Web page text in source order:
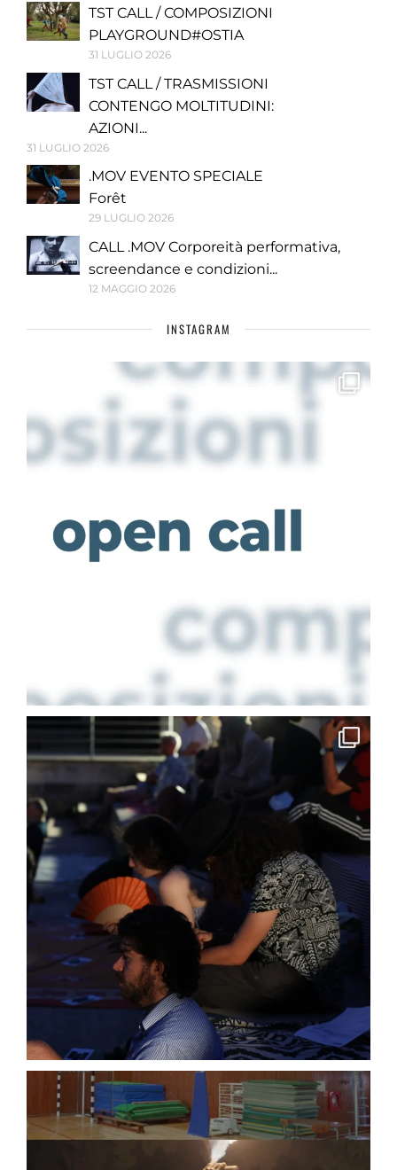
TST CALL / COMPOSIZIONI
PLAYGROUND#OSTIA
31 LUGLIO 2026
TST CALL / TRASMISSIONI
CONTENGO MOLTITUDINI:
AZIONI...
31 LUGLIO 2026
.MOV EVENTO SPECIALE
Forêt
29 LUGLIO 2026
CALL .MOV Corporeità performativa,
screendance e condizioni...
12 MAGGIO 2026
INSTAGRAM